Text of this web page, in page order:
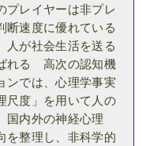
プレイヤーは非プレ
断速度に優れている
人が社会生活を送る
れる 高次の認知機
ンでは、心理学事実
尺度」を用いて人の
国内外の神経心理
を整理し、非科学的